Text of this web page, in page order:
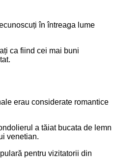
în întreaga lume
ca fiind cei mai buni
erau considerate romantice
a tăiat bucata de lemn
venetian.
pentru vizitatorii din